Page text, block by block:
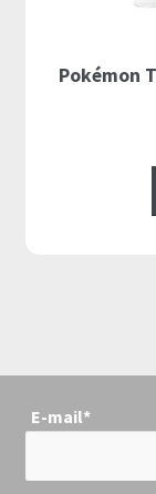
Pokémon
E-mail*